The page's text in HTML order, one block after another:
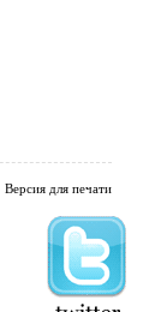
Версия для печати